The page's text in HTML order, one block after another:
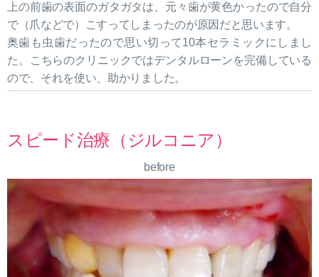
上の前歯の表面のガタガタは、元々歯が黄色かったので自分
で（爪などで）こすってしまったのが原因だと思います。
奥歯も虫歯だったので思い切って10本セラミックにしまし
た。こちらのクリニックではデンタルローンを完備している
ので、それを使い、助かりました。
スピード治療（ジルコニア）
before